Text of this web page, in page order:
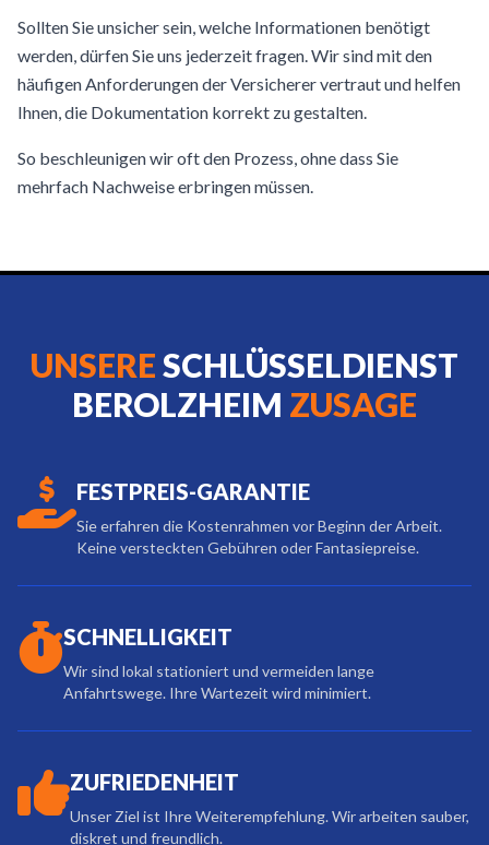
Sollten Sie unsicher sein, welche Informationen benötigt
werden, dürfen Sie uns jederzeit fragen. Wir sind mit den
häufigen Anforderungen der Versicherer vertraut und helfen
Ihnen, die Dokumentation korrekt zu gestalten.
So beschleunigen wir oft den Prozess, ohne dass Sie
mehrfach Nachweise erbringen müssen.
UNSERESCHLÜSSELDIENST
BEROLZHEIM ZUSAGE
FESTPREIS-GARANTIE
Sie erfahren die Kostenrahmen vor Beginn der Arbeit.
Keine versteckten Gebühren oder Fantasiepreise.
SCHNELLIGKEIT
Wir sind lokal stationiert und vermeiden lange
Anfahrtswege. Ihre Wartezeit wird minimiert.
ZUFRIEDENHEIT
Unser Ziel ist Ihre Weiterempfehlung. Wir arbeiten sauber,
diskret und freundlich.